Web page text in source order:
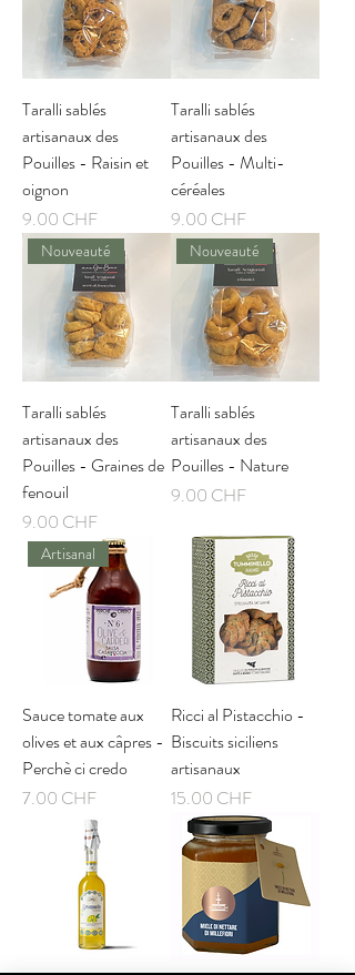
Taralli sablés
artisanaux des
Pouilles - Raisin et
oignon
Prix
9.00 CHF
Taralli sablés
artisanaux des
Pouilles - Multi-
céréales
Prix
9.00 CHF
Nouveauté
Taralli sablés
artisanaux des
Pouilles - Graines de
fenouil
Prix
9.00 CHF
Nouveauté
Taralli sablés
artisanaux des
Pouilles - Nature
Prix
9.00 CHF
Artisanal
Sauce tomate aux
olives et aux câpres -
Perchè ci credo
Prix
7.00 CHF
Ricci al Pistacchio -
Biscuits siciliens
artisanaux
Prix
15.00 CHF